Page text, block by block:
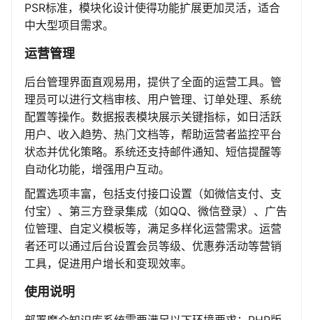
PSR标准，模块化设计使得功能扩展更加灵活，适合
中大型项目需求。
运营管理
后台管理界面直观易用，提供了全面的运营工具。管
理员可以进行文档审核、用户管理、订单处理、系统
配置等操作。数据报表模块展示关键指标，如日活跃
用户、收入趋势、热门文档等，帮助运营者监控平台
状态并优化策略。系统还支持邮件通知、短信提醒等
自动化功能，增强用户互动。
配置选项丰富，包括支付接口设置（如微信支付、支
付宝）、第三方登录集成（如QQ、微信登录）、广告
位管理、自定义模板等，满足多样化运营需求。运营
者还可以通过后台设置会员等级、优惠券活动等营销
工具，促进用户增长和变现效率。
使用说明